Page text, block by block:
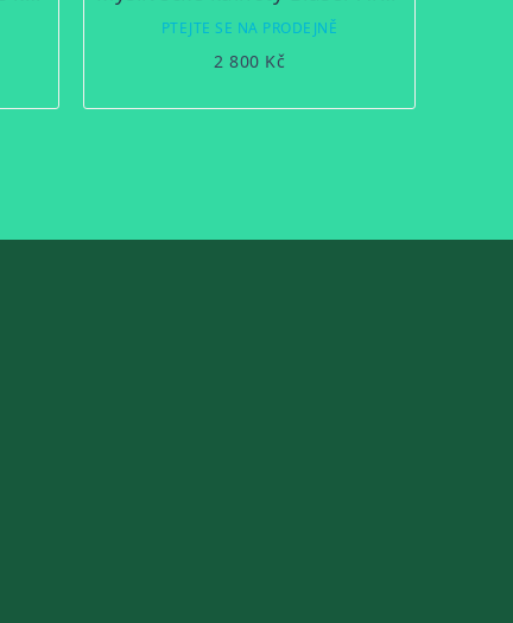
PTEJTE SE NA PRODEJNĚ
2 800 Kč